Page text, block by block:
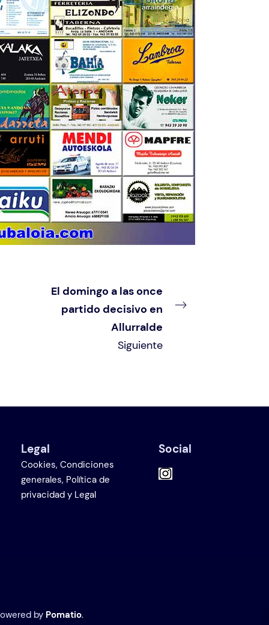
El domingo a las once
partido decisivo en
Allurralde
Siguiente
Legal
Cookies, Condiciones
generales, Política de
privacidad y Legal
Social
by Pomatio.